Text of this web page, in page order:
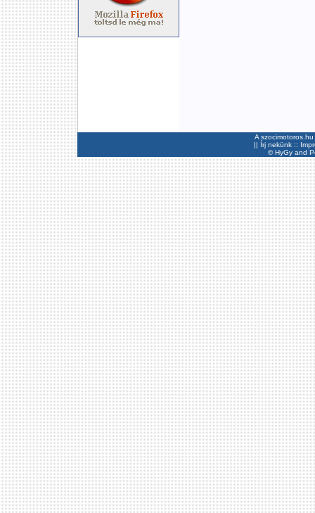
A
|| Írj nekünk ::
©HyGyand